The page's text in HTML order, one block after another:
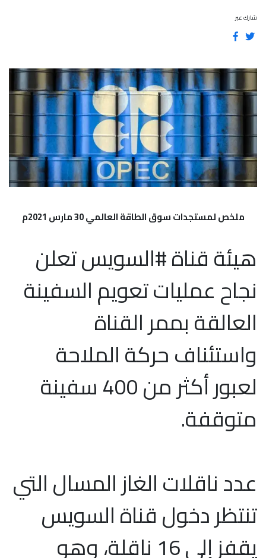
شارك عبر
ملخص لمستجدات سوق الطاقة العالمي 30 مارس 2021م
هيئة قناة #السويس تعلن
نجاح عمليات تعويم السفينة
العالقة بممر القناة
واستئناف حركة الملاحة
لعبور أكثر من 400 سفينة
متوقفة.
عدد ناقلات الغاز المسال التي
تنتظر دخول قناة السويس
يقفز إلى 16 ناقلة، وهو